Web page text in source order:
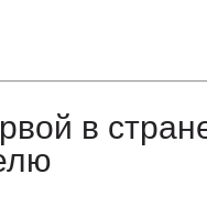
в